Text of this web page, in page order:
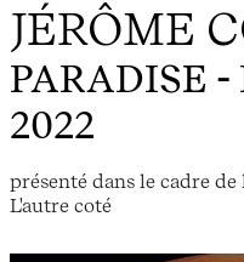
JÉRÔME
PARADISE -
2022
présenté dans le cadre
L'autre coté